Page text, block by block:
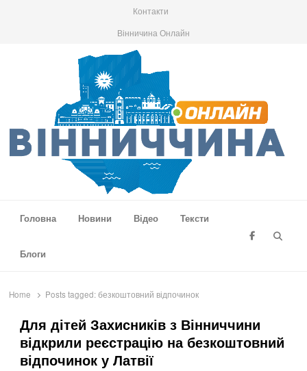
Контакти
Вінничина Онлайн
Головна
Новини Відео Тексти
Блоги
Home Posts tagged:безкоштовний відпочинок
Для дітей Захисників з Вінниччини
відкрили реєстрацію на безкоштовний
відпочинок у Латвії